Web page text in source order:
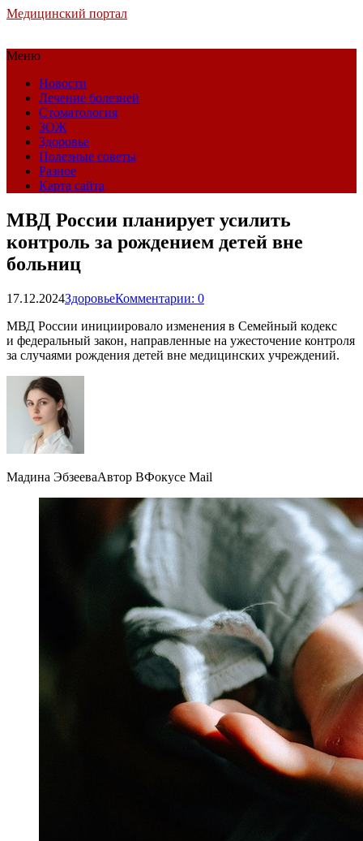
Медицинский портал
Меню
Новости
Лечение болезней
Стоматология
ЗОЖ
Здоровье
Полезные советы
Разное
Карта сайта
МВД России планирует усилить
контроль за рождением детей вне
больниц
17.12.2024ЗдоровьеКомментарии: 0
МВД России инициировало изменения в Семейный кодекс
и федеральный закон, направленные на ужесточение контроля
за случаями рождения детей вне медицинских учреждений.
Мадина ЭбзееваАвтор ВФокусе Mail